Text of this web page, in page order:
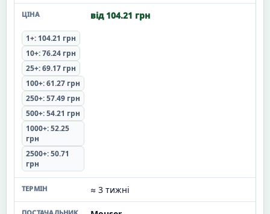
від 104.21 грн
1+: 104.21 грн
10+: 76.24 грн
25+: 69.17 грн
100+: 61.27 грн
250+: 57.49 грн
500+: 54.21 грн
1000+: 52.25
грн
2500+: 50.71
грн
≈ 3 тижні